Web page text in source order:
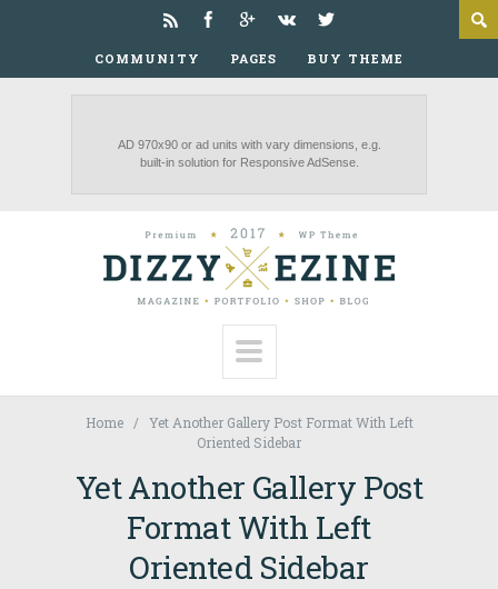
COMMUNITY PAGES BUY THEME
Home
Yet Another Gallery Post Format With Left
Oriented Sidebar
Yet Another Gallery Post
Format With Left
Oriented Sidebar